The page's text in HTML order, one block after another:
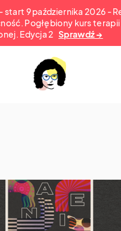
start 9 października 2026 -
Pogłębiony kurs
Edycja 2 Sprawdź →